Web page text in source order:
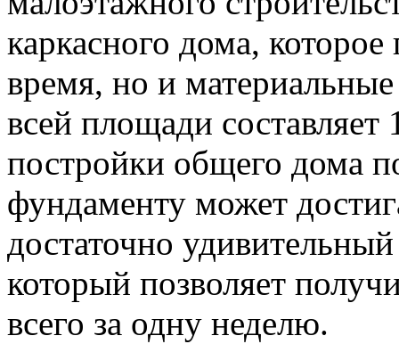
каркасного дома,
время, но и
всей площади
постройки общего дома
фундаменту может
достаточно
который позволяет
всего за одну неделю.